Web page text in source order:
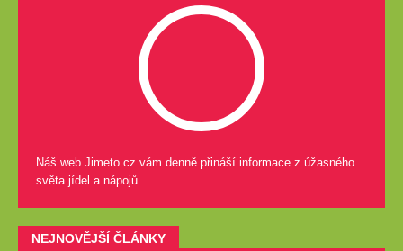
Náš web Jimeto.cz vám denně přináší informace z úžasného
světa jídel a nápojů.
NEJNOVĚJŠÍ ČLÁNKY